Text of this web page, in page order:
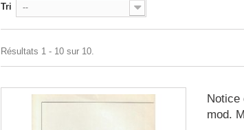
Tri --
Résultats 1 - 10 sur 10.
Notice
mod.